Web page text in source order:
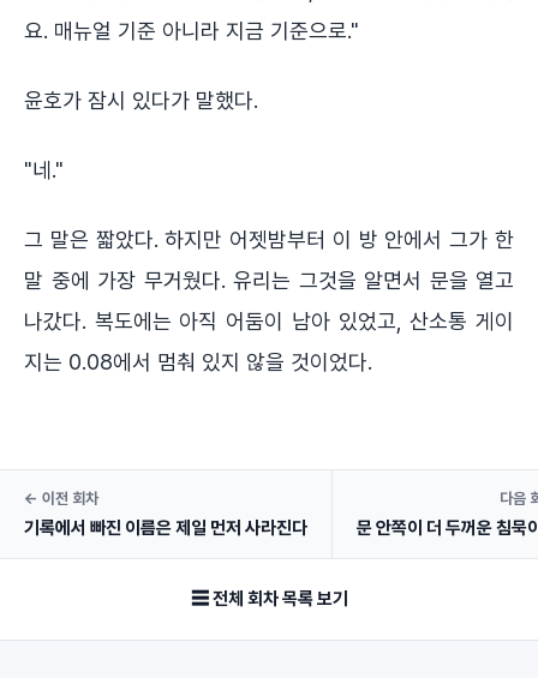
요. 매뉴얼 기준 아니라 지금 기준으로."
윤호가 잠시 있다가 말했다.
"네."
그 말은 짧았다. 하지만 어젯밤부터 이 방 안에서 그가 한
말 중에 가장 무거웠다. 유리는 그것을 알면서 문을 열고
나갔다. 복도에는 아직 어둠이 남아 있었고, 산소통 게이
지는 0.08에서 멈춰 있지 않을 것이었다.
← 이전 회차
기록에서 빠진 이름은 제일 먼저 사라진다
다음
문 안쪽이 더 두꺼운 침묵
☰ 전체 회차 목록 보기